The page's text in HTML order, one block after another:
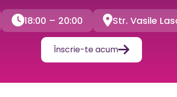
18:00 – 20:00 Str. Vasile
Înscrie-te acum